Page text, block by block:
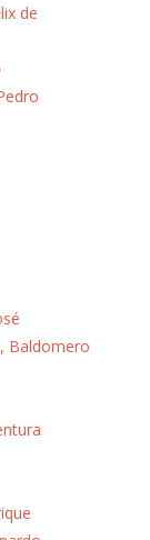
de
Baldomero